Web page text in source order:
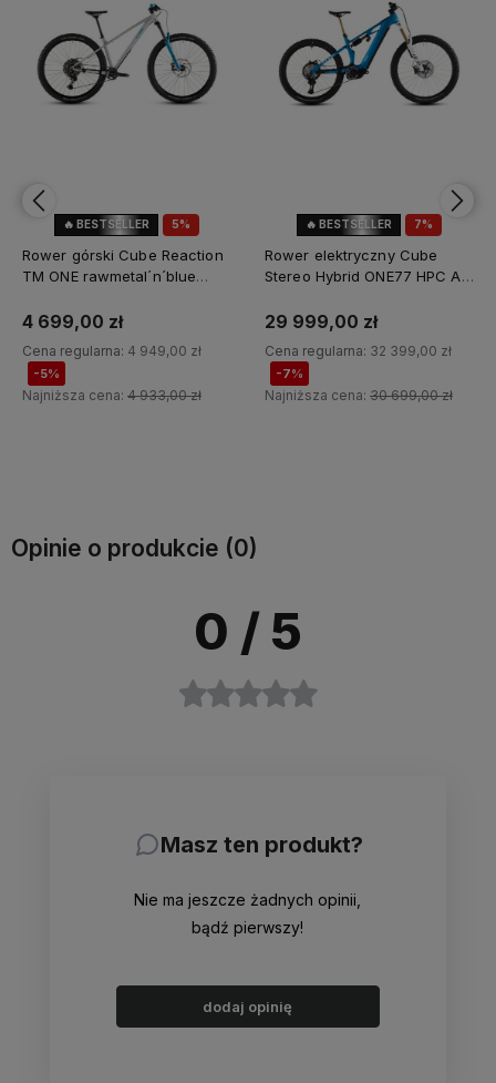
5%
🔥 BESTSELLER
Rower górski Cube Reaction
TM ONE rawmetal´n´blue
4 699,00 zł
Cena regularna: 4 949,00 zł
-5%
Najniższa cena: 4 933,00 zł
7%
🔥 BESTSELLER
Rower elektryczny Cube
Stereo Hybrid ONE77 HPC AT
29 999,00 zł
Cena regularna: 32 399,00 zł
-7%
Najniższa cena: 30 699,00 zł
Opinie o produkcie (0)
0 / 5
Masz ten produkt?
Nie ma jeszcze żadnych opinii,
bądź pierwszy!
dodaj opinię